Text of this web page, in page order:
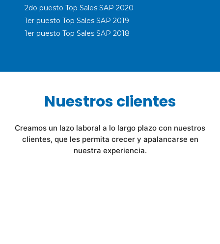
2do puesto Top Sales SAP 2020
1er puesto Top Sales SAP 2019
1er puesto Top Sales SAP 2018
Nuestros clientes
Creamos un lazo laboral a lo largo plazo con nuestros
clientes, que les permita crecer y apalancarse en
nuestra experiencia.